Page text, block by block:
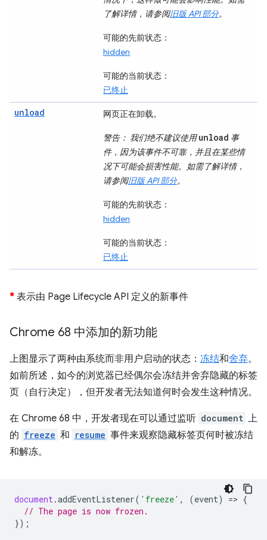
了解详情，请参阅旧版 API 部分。
可能的先前状态 ：
hidden
可能的当前状态 ：
已终止
unload 网页正在卸载。
警告： 我们绝不建议使用unload 事
件，因为该事件不可靠，并且在某些情
况下可能会损害性能。如需了解详情，
请参阅旧版 API 部分。
可能的先前状态 ：
hidden
可能的当前状态 ：
已终止
* 表示由 Page Lifecycle API 定义的新事件
Chrome 68 中添加的新功能
上图显示了两种由系统而非用户启动的状态： 冻结和舍弃。
如前所述，如今的浏览器已经偶尔会冻结并舍弃隐藏的标签
页（自行决定），但开发者无法知道何时会发生这种情况。
在 Chrome 68 中，开发者现在可以通过监听 document 上
的 freeze 和 resume 事件来观察隐藏标签页何时被冻结
和解冻。
document .addEventListener( 'freeze' , (event) => {
// The page is now frozen.
});